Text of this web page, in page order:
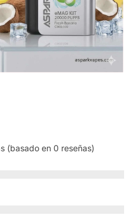
(basado en 0 reseñas)